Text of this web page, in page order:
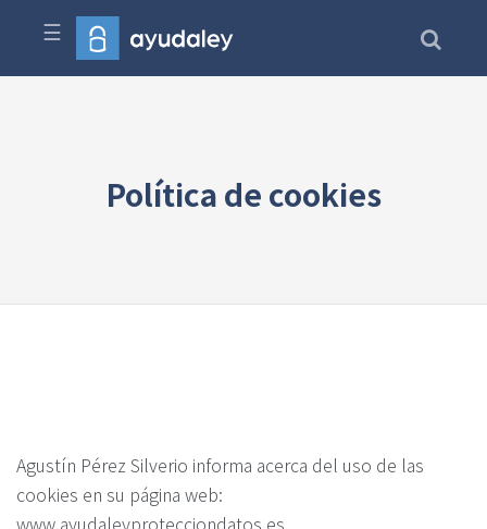
☰
Política de cookies
Agustín Pérez Silverio informa acerca del uso de las
cookies en su página web:
www.ayudaleyprotecciondatos.es